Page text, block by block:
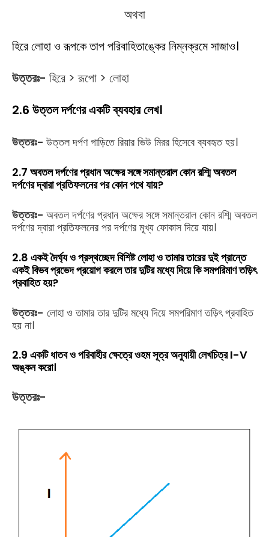
অথবা
হিরে লোহা ও রূপকে তাপ পরিবাহিতাঙ্কের নিম্নক্রমে সাজাও।
উত্তরঃ- হিরে > রূপো > লোহা
2.6 উত্তল দর্পণের একটি ব্যবহার লেখ।
উত্তরঃ- উত্তল দর্পণ গাড়িতে রিয়ার ভিউ মিরর হিসেবে ব্যবহৃত হয়।
2.7 অবতল দর্পণের প্রধান অক্ষের সঙ্গে সমান্তরাল কোন রশ্মি অবতল
দর্পণের দ্বারা প্রতিফলনের পর কোন পথে যায়?
উত্তরঃ- অবতল দর্পণের প্রধান অক্ষের সঙ্গে সমান্তরাল কোন রশ্মি অবতল
দর্পণের দ্বারা প্রতিফলনের পর দর্পণের মূখ্য ফোকাস দিয়ে যায়।
2.8 একই দৈর্ঘ্য ও প্রস্থচ্ছেদ বিশিষ্ট লোহা ও তামার তারের দুই প্রান্তে
একই বিভব প্রভেদ প্রয়োগ করলে তার দুটির মধ্যে দিয়ে কি সমপরিমাণ তড়িৎ
প্রবাহিত হয়?
উত্তরঃ- লোহা ও তামার তার দুটির মধ্যে দিয়ে সমপরিমাণ তড়িৎ প্রবাহিত
হয় না।
2.9 একটি ধাতব ও পরিবাহীর ক্ষেত্রে ওহম সূত্র অনুযায়ী লেখচিত্র I-V
অঙ্কন করো।
উত্তরঃ-